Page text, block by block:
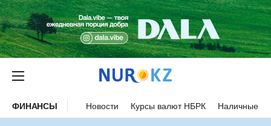
ФИНАНСЫ Новости Курсы валют НБРК Наличные